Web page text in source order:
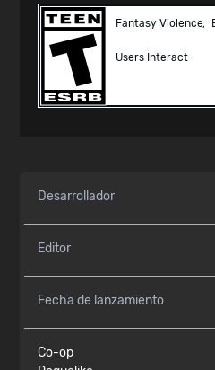
Fantasy Violence
Users Interact
Desarrollador
Editor
Fecha de lanzamiento
Co-op